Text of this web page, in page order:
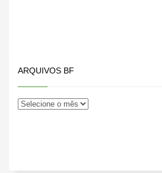
ARQUIVOS BF